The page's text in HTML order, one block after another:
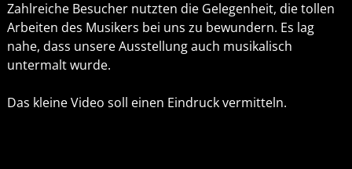
Zahlreiche Besucher nutzten die Gelegenheit, die tollen
Arbeiten des Musikers bei uns zu bewundern. Es lag
nahe, dass unsere Ausstellung auch musikalisch
untermalt wurde.
Das kleine Video soll einen Eindruck vermitteln.